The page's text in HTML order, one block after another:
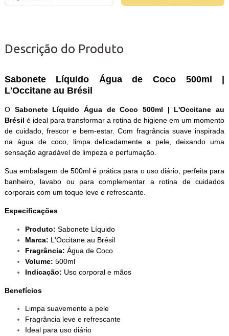
Descrição do Produto
Sabonete Líquido Água de Coco 500ml |
L'Occitane au Brésil
O Sabonete Líquido Água de Coco 500ml | L'Occitane au
Brésil é ideal para transformar a rotina de higiene em um momento
de cuidado, frescor e bem-estar. Com fragrância suave inspirada
na água de coco, limpa delicadamente a pele, deixando uma
sensação agradável de limpeza e perfumação.
Sua embalagem de 500ml é prática para o uso diário, perfeita para
banheiro, lavabo ou para complementar a rotina de cuidados
corporais com um toque leve e refrescante.
Especificações
Produto: Sabonete Líquido
Marca: L'Occitane au Brésil
Fragrância: Água de Coco
Volume: 500ml
Indicação: Uso corporal e mãos
Benefícios
Limpa suavemente a pele
Fragrância leve e refrescante
Ideal para uso diário